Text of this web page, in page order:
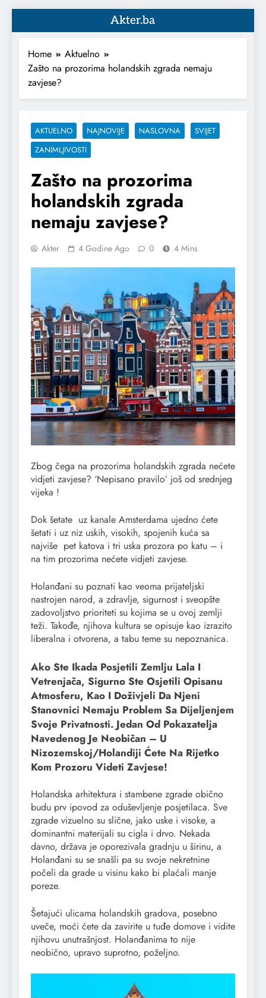
Akter.ba
Home
Aktuelno
Zašto na prozorima holandskih zgrada nemaju
zavjese?
AKTUELNO NAJNOVIJE NASLOVNA
SVIJET
ZANIMLJIVOSTI
Zašto na prozorima
holandskih zgrada
nemaju zavjese?
Akter 4 Godine Ago 0 4 Mins
Zbog čega na prozorima holandskih zgrada nećete
vidjeti zavjese? ‘Nepisano pravilo’ još od srednjeg
vijeka !
Dok šetate uz kanale Amsterdama ujedno ćete
šetati i uz niz uskih, visokih, spojenih kuća sa
najviše pet katova i tri uska prozora po katu – i
na tim prozorima nećete vidjeti zavjese.
Holanđani su poznati kao veoma prijateljski
nastrojen narod, a zdravlje, sigurnost i sveopšte
zadovoljstvo prioriteti su kojima se u ovoj zemlji
teži. Takođe, njihova kultura se opisuje kao izrazito
liberalna i otvorena, a tabu teme su nepoznanica.
Ako Ste Ikada Posjetili Zemlju Lala I
Vetrenjača, Sigurno Ste Osjetili Opisanu
Atmosferu, Kao I Doživjeli Da Njeni
Stanovnici Nemaju Problem Sa Dijeljenjem
Svoje Privatnosti. Jedan Od Pokazatelja
Navedenog Je Neobičan – U
Nizozemskoj/Holandiji Ćete Na Rijetko
Kom Prozoru Videti Zavjese!
Holandska arhitektura i stambene zgrade obično
budu prv ipovod za oduševljenje posjetilaca. Sve
zgrade vizuelno su slične, jako uske i visoke, a
dominantni materijali su cigla i drvo. Nekada
davno, država je oporezivala gradnju u širinu, a
Holanđani su se snašli pa su svoje nekretnine
počeli da grade u visinu kako bi plaćali manje
poreze.
Šetajući ulicama holandskih gradova, posebno
uveče, moći ćete da zavirite u tuđe domove i vidite
njihovu unutrašnjost. Holanđanima to nije
neobično, upravo suprotno, poželjno.